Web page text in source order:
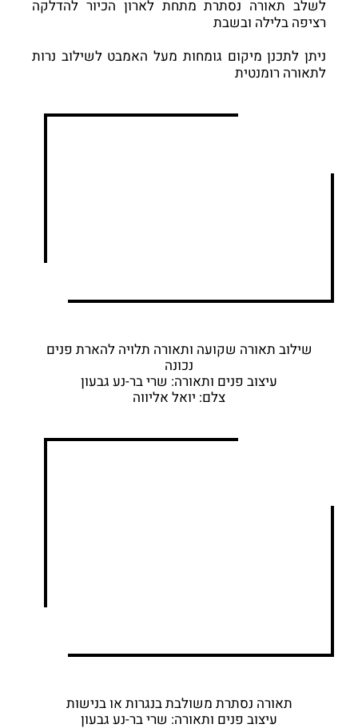
לשלב תאורה נסתרת מתחת לארון הכיור להדלקה
רציפה בלילה ובשבת
ניתן לתכנן מיקום גומחות מעל האמבט לשילוב נרות
לתאורה רומנטית
שילוב תאורה שקועה ותאורה תלויה להארת פנים
נכונה
עיצוב פנים ותאורה: שרי בר-נע גבעון
צלם: יואל אליווה
תאורה נסתרת משולבת בנגרות או בנישות
עיצוב פנים ותאורה: שרי בר-נע גבעון